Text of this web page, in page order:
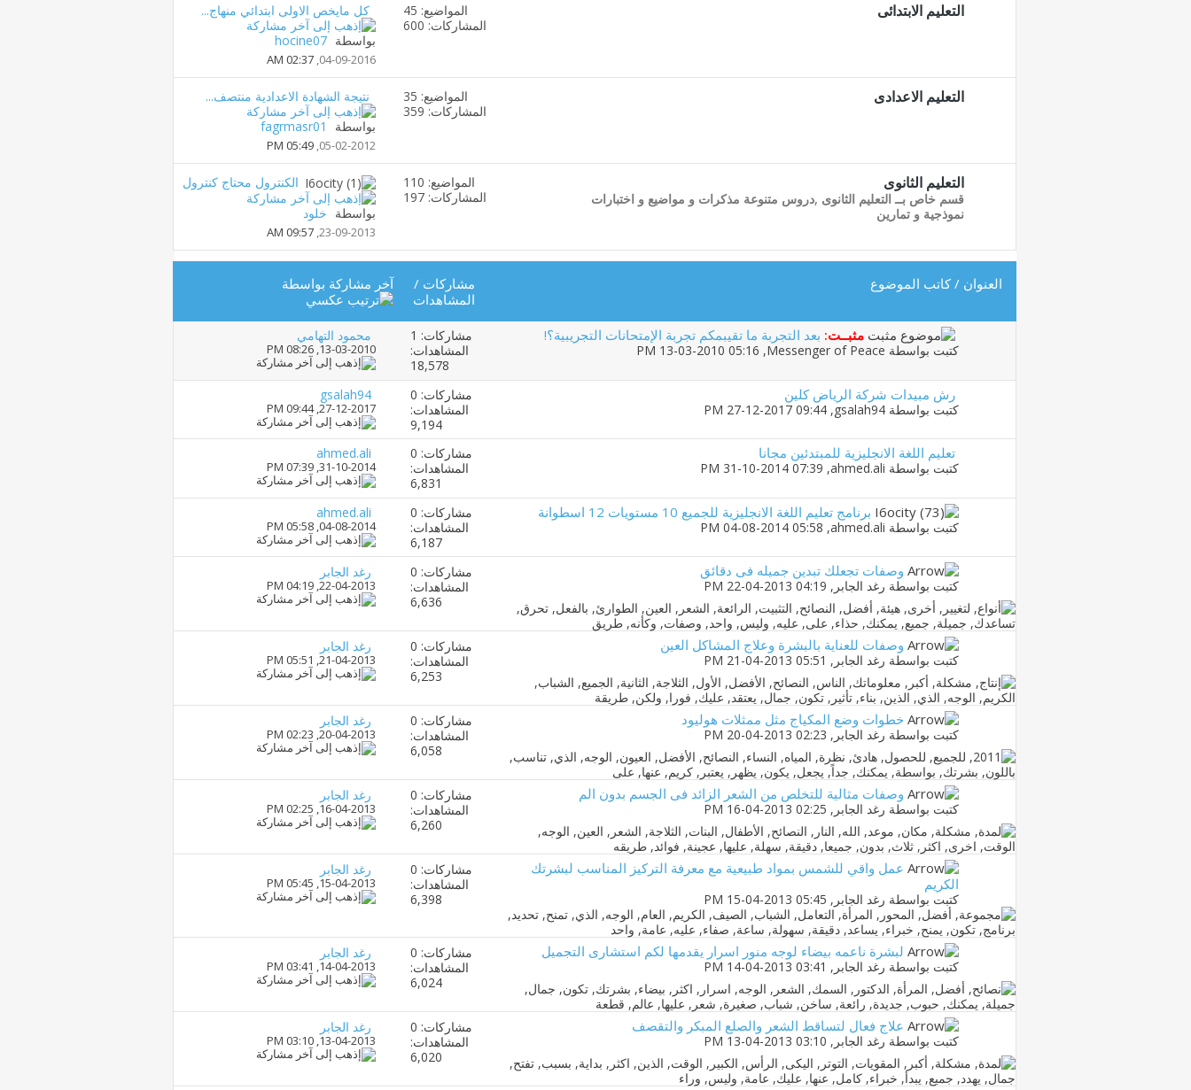
التعليم الابتدائى
مشاهدة
تغذيات
المواضيع: 45
المشاركات: 600
كل مايخص الاولى ابتدائي منهاج...
بواسطة hocine07
04-09-2016,
02:37 AM
التعليم الاعدادى
مشاهدة
تغذيات
المواضيع: 35
المشاركات: 359
نتيجة الشهادة الاعدادية منتصف...
بواسطة
fagrmasr01
05-02-2012,
05:49 PM
التعليم الثانوى
قسم خاص بــ التعليم الثانوى ,دروس متنوعة مذكرات و مواضيع و اختبارات
نموذجية و تمارين
مشاهدة
تغذيات
المواضيع: 110
المشاركات: 197
الكنترول محتاج كنترول
بواسطة خلود
23-09-2013,
09:57 AM
العنوان /كاتب الموضوع مشاركات /
المشاهدات
آخر مشاركة بواسطة
مثبــت: بعد التجربة ما تقيبمكم تجربة الإمتحانات التجريبية؟!
كتبت بواسطة Messenger of Peace
‏, 13-03-2010 05:16 PM
مشاركات: 1
المشاهدات:
18,578
محمود التهامي
13-03-2010,
08:26 PM
رش مبيدات شركة الرياض كلين
كتبت بواسطة gsalah94
‏, 27-12-2017 09:44 PM
مشاركات: 0
المشاهدات:
9,194
gsalah94
27-12-2017,
09:44 PM
تعليم اللغة الانجليزية للمبتدئين مجانا
كتبت بواسطة ahmed.ali
‏, 31-10-2014 07:39 PM
مشاركات: 0
المشاهدات:
6,831
ahmed.ali
31-10-2014,
07:39 PM
برنامج تعليم اللغة الانجليزية للجميع 10 مستويات 12 اسطوانة
كتبت بواسطة ahmed.ali
‏, 04-08-2014 05:58 PM
مشاركات: 0
المشاهدات:
6,187
ahmed.ali
04-08-2014,
05:58 PM
وصفات تجعلك تبدين جميله فى دقائق
كتبت بواسطة رغد الجابر ‏, 22-04-2013 04:19 PM
مشاركات: 0
المشاهدات:
6,636
رغد الجابر
22-04-2013,
04:19 PM
وصفات للعناية بالبشرة وعلاج المشاكل العين
كتبت بواسطة رغد الجابر ‏, 21-04-2013 05:51 PM
مشاركات: 0
المشاهدات:
6,253
رغد الجابر
21-04-2013,
05:51 PM
خطوات وضع المكياج مثل ممثلات هوليود
كتبت بواسطة رغد الجابر ‏, 20-04-2013 02:23 PM
مشاركات: 0
المشاهدات:
6,058
رغد الجابر
20-04-2013,
02:23 PM
وصفات مثالية للتخلص من الشعر الزائد فى الجسم بدون الم
كتبت بواسطة رغد الجابر ‏, 16-04-2013 02:25 PM
مشاركات: 0
المشاهدات:
6,260
رغد الجابر
16-04-2013,
02:25 PM
عمل واقي للشمس بمواد طبيعية مع معرفة التركيز المناسب لبشرتك
الكريم
كتبت بواسطة رغد الجابر ‏, 15-04-2013 05:45 PM
مشاركات: 0
المشاهدات:
6,398
رغد الجابر
15-04-2013,
05:45 PM
لبشرة ناعمه بيضاء لوجه منور اسرار يقدمها لكم استشارى التجميل
كتبت بواسطة رغد الجابر ‏, 14-04-2013 03:41 PM
مشاركات: 0
المشاهدات:
6,024
رغد الجابر
14-04-2013,
03:41 PM
علاج فعال لتساقط الشعر والصلع المبكر والتقصف
كتبت بواسطة رغد الجابر ‏, 13-04-2013 03:10 PM
مشاركات: 0
المشاهدات:
6,020
رغد الجابر
13-04-2013,
03:10 PM